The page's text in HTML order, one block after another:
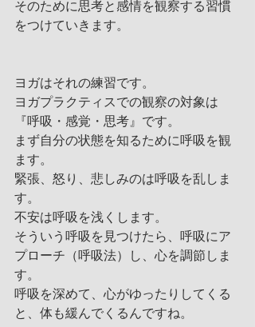
そのために思考と感情を観察する習慣
をつけていきます。
ヨガはそれの練習です。
ヨガプラクティスでの観察の対象は
『呼吸・感覚・思考』です。
まず自分の状態を知るために呼吸を観
ます。
緊張、怒り、悲しみのは呼吸を乱しま
す。
不安は呼吸を浅くします。
そういう呼吸を見つけたら、呼吸にア
プローチ（呼吸法）し、心を調節しま
す。
呼吸を深めて、心がゆったりしてくる
と、体も緩んでくるんですね。